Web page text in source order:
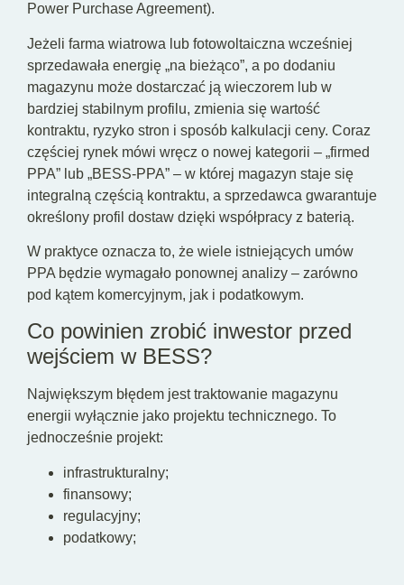
Power Purchase Agreement).
Jeżeli farma wiatrowa lub fotowoltaiczna wcześniej
sprzedawała energię „na bieżąco”, a po dodaniu
magazynu może dostarczać ją wieczorem lub w
bardziej stabilnym profilu, zmienia się wartość
kontraktu, ryzyko stron i sposób kalkulacji ceny. Coraz
częściej rynek mówi wręcz o nowej kategorii – „firmed
PPA” lub „BESS-PPA” – w której magazyn staje się
integralną częścią kontraktu, a sprzedawca gwarantuje
określony profil dostaw dzięki współpracy z baterią.
W praktyce oznacza to, że wiele istniejących umów
PPA będzie wymagało ponownej analizy – zarówno
pod kątem komercyjnym, jak i podatkowym.
Co powinien zrobić inwestor przed
wejściem w BESS?
Największym błędem jest traktowanie magazynu
energii wyłącznie jako projektu technicznego. To
jednocześnie projekt:
infrastrukturalny;
finansowy;
regulacyjny;
podatkowy;